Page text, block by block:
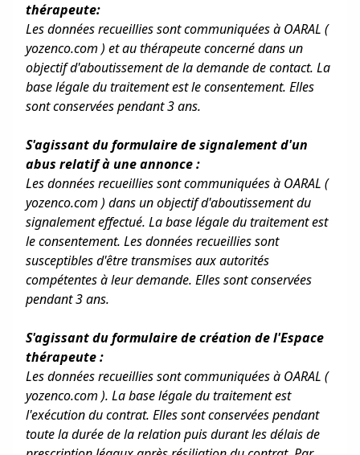
thérapeute:
Les données recueillies sont communiquées à OARAL (
yozenco.com ) et au thérapeute concerné dans un
objectif d'aboutissement de la demande de contact. La
base légale du traitement est le consentement. Elles
sont conservées pendant 3 ans.
S'agissant du formulaire de signalement d'un
abus relatif à une annonce :
Les données recueillies sont communiquées à OARAL (
yozenco.com ) dans un objectif d'aboutissement du
signalement effectué. La base légale du traitement est
le consentement. Les données recueillies sont
susceptibles d'être transmises aux autorités
compétentes à leur demande. Elles sont conservées
pendant 3 ans.
S'agissant du formulaire de création de l'Espace
thérapeute :
Les données recueillies sont communiquées à OARAL (
yozenco.com ). La base légale du traitement est
l'exécution du contrat. Elles sont conservées pendant
toute la durée de la relation puis durant les délais de